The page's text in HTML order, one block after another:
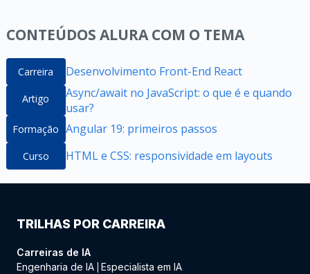
CONTEÚDOS ALURA COM O TEMA
Carreira Desenvolvimento Front-End React
Artigo
Async/await no JavaScript: o que é e quando
usar?
Formação Angular 19: primeiros passos
Curso HTML e CSS: responsividade em layouts
TRILHAS POR CARREIRA
Carreiras de IA
Engenharia de IA Especialista em IA